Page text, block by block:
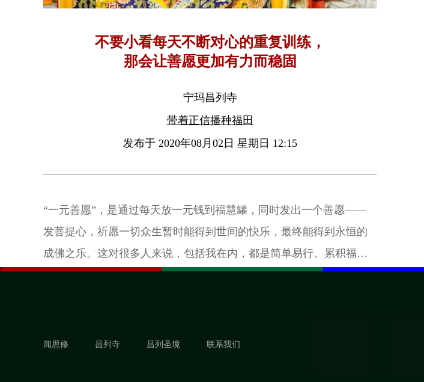
不要小看每天不断对心的重复训练，
那会让善愿更加有力而稳固
宁玛昌列寺
带着正信播种福田
发布于 2020年08月02日 星期日 12:15
“一元善愿”，是通过每天放一元钱到福慧罐，同时发出一个善愿——
发菩提心，祈愿一切众生暂时能得到世间的快乐，最终能得到永恒的
成佛之乐。这对很多人来说，包括我在内，都是简单易行、累积福报
的好方法，也是培养感恩之心的妙方。
闻思修 昌列寺 昌列圣境 联系我们